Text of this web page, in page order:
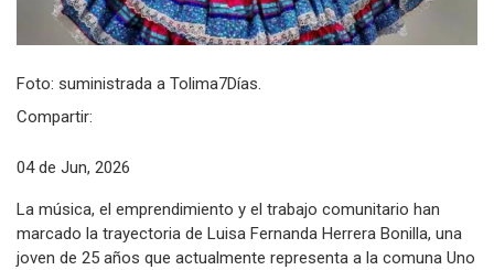
Foto: suministrada a Tolima7Días.
Compartir:
04 de Jun, 2026
La música, el emprendimiento y el trabajo comunitario han
marcado la trayectoria de Luisa Fernanda Herrera Bonilla, una
joven de 25 años que actualmente representa a la comuna Uno